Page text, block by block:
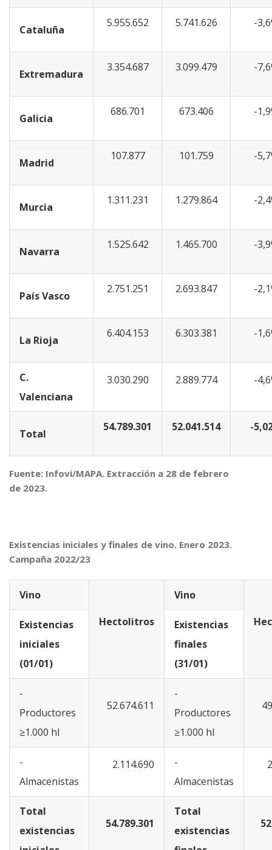
Cataluña
5.955.652 5.741.626 -
Extremadura
3.354.687 3.099.479 -
Galicia
686.701 673.406 -
Madrid
107.877 101.759 -
Murcia
1.311.231 1.279.864 -
Navarra
1.525.642 1.465.700 -
País Vasco
2.751.251 2.693.847 -
La Rioja
6.404.153 6.303.381 -
C.
Valenciana
3.030.290 2.889.774 -
Total
54.789.301 52.041.514 -
Fuente: Infovi/MAPA. Extracción a 28 de febrero
de 2023.
Existencias iniciales y finales de vino. Enero 2023.
Campaña 2022/23
Vino
Hectolitros
Vino
Existencias
iniciales
(01/01)
Existencias
finales
(31/01)
-
Productores
≥1.000 hl
52.674.611
-
Productores
≥1.000 hl
-
Almacenistas
2.114.690
-
Almacenistas
Total
existencias
54.789.301
Total
existencias